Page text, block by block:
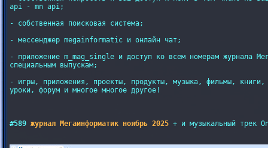
api - mn api;
- собственная поисковая система;
- мессенджер megainformatic и онлайн чат;
- приложение m_mag_single и доступ ко всем номерам журнала
специальным выпускам;
- игры, приложения, проекты, продукты, музыка, фильмы, книги,
уроки, форум и многое многое другое!
#589 журнал Мегаинформатик ноябрь 2025 + и музыкальный трек